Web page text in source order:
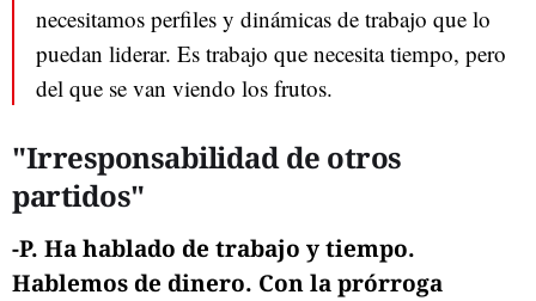
necesitamos perfiles y dinámicas de trabajo que lo
puedan liderar. Es trabajo que necesita tiempo, pero
del que se van viendo los frutos.
"Irresponsabilidad de otros
partidos"
-P. Ha hablado de trabajo y tiempo.
Hablemos de dinero. Con la prórroga